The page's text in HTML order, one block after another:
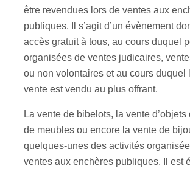
être revendues lors de ventes aux
publiques. Il s’agit d’un évènement
accès gratuit à tous, au cours duquel
organisées de ventes judicaires,
ou non volontaires et au cours duquel
vente est vendu au plus offrant.
La vente de bibelots, la vente d’objets
de meubles ou encore la vente de
quelques-unes des activités
ventes aux enchères publiques. Il est